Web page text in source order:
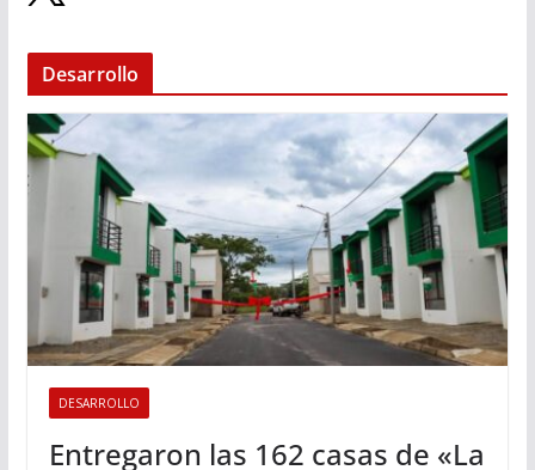
Desarrollo
DESARROLLO
Entregaron las 162 casas de «La